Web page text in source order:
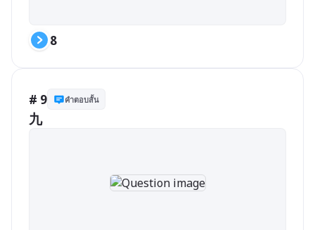
8
# 9 คำตอบสั้น
九